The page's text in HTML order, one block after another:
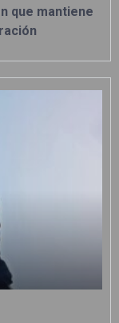
que mantiene